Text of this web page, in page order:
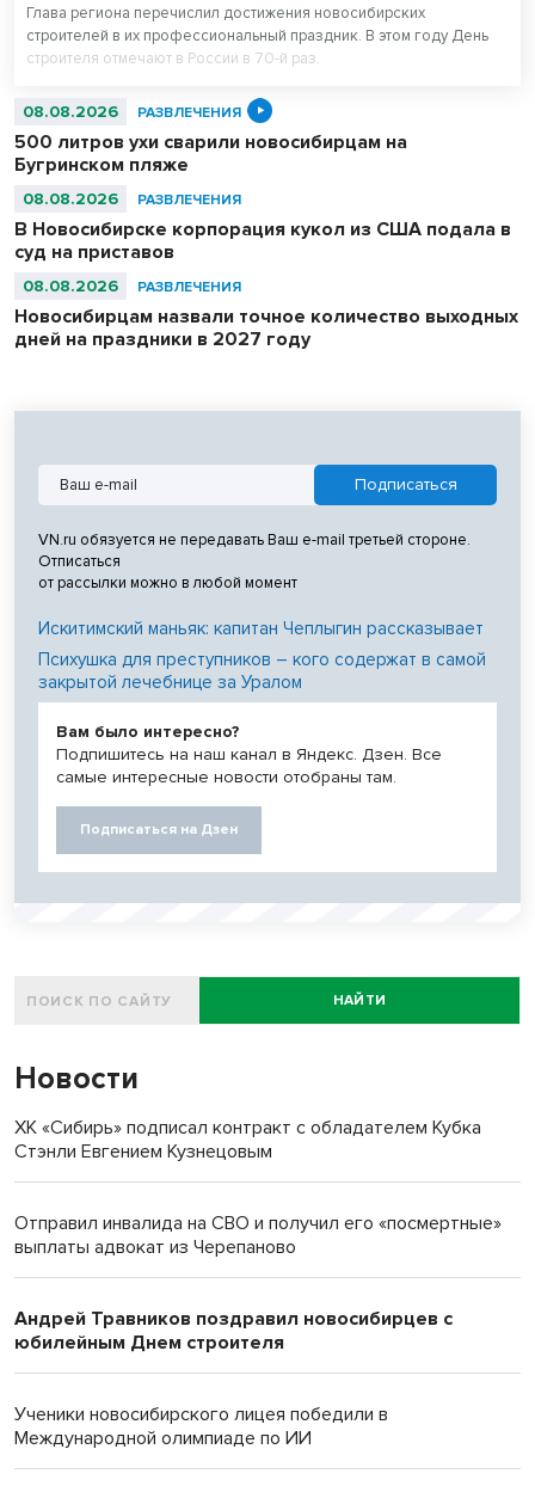
Глава региона перечислил достижения новосибирских
строителей в их профессиональный праздник. В этом году День
строителя отмечают в России в 70-й раз.
08.08.2026 РАЗВЛЕЧЕНИЯ
500 литров ухи сварили новосибирцам на
Бугринском пляже
08.08.2026 РАЗВЛЕЧЕНИЯ
В Новосибирске корпорация кукол из США подала в
суд на приставов
08.08.2026 РАЗВЛЕЧЕНИЯ
Новосибирцам назвали точное количество выходных
дней на праздники в 2027 году
VN.ru обязуется не передавать Ваш e-mail третьей стороне.
Отписаться
от рассылки можно в любой момент
Искитимский маньяк: капитан Чеплыгин рассказывает
Психушка для преступников – кого содержат в самой
закрытой лечебнице за Уралом
Вам было интересно?
Подпишитесь на наш канал в Яндекс. Дзен. Все
самые интересные новости отобраны там.
Подписаться на Дзен
НАЙТИ
Новости
ХК «Сибирь» подписал контракт с обладателем Кубка
Стэнли Евгением Кузнецовым
Отправил инвалида на СВО и получил его «посмертные»
выплаты адвокат из Черепаново
Андрей Травников поздравил новосибирцев с
юбилейным Днем строителя
Ученики новосибирского лицея победили в
Международной олимпиаде по ИИ